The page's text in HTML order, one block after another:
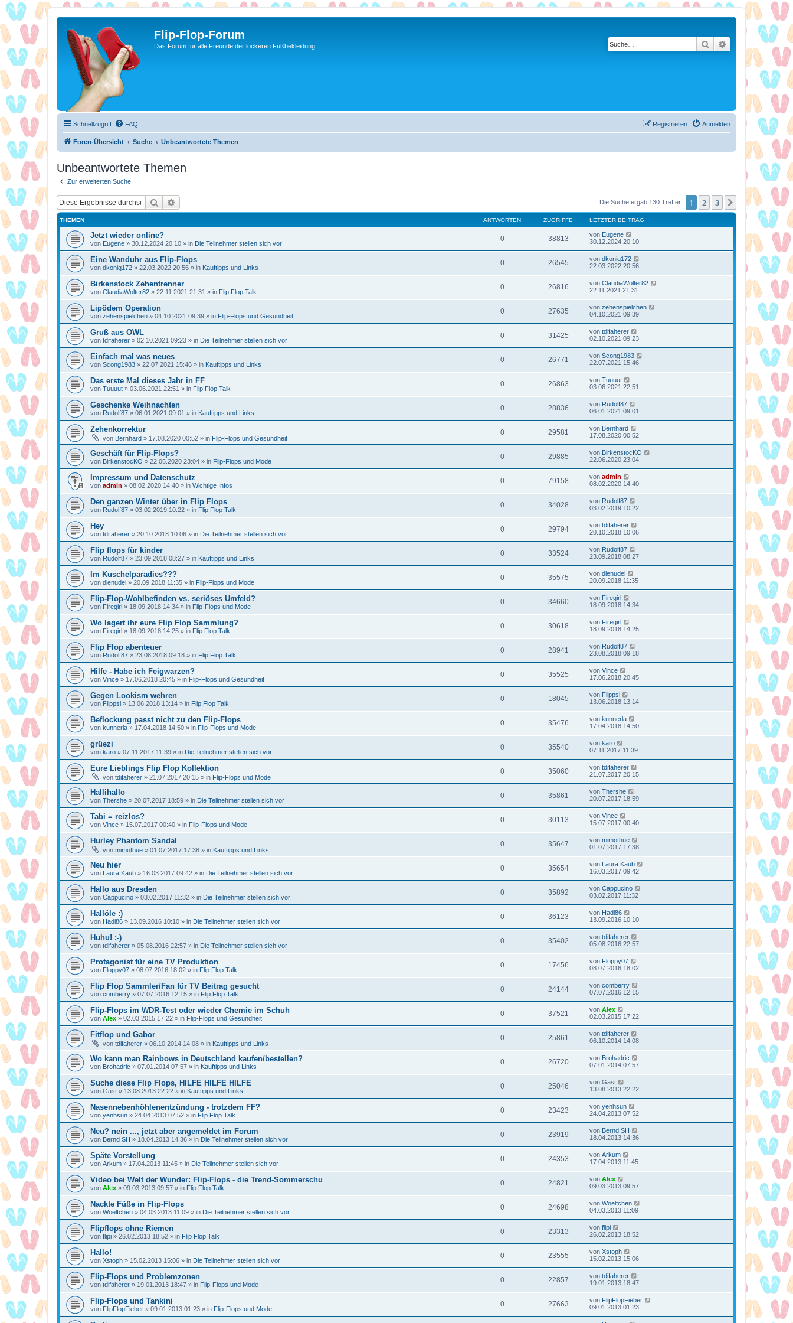
Flip-Flop-Forum
Das Forum für alle Freunde der lockeren Fußbekleidung Suche Erweiterte Suche
Schnellzugriff FAQ Anmelden
Registrieren
Foren-Übersicht Suche Unbeantwortete Themen
Unbeantwortete Themen
Zur erweiterten Suche
Suche Die Suche ergab 130 Treffer 1 2 3 Nächste
THEMEN ANTWORTEN ZUGRIFFE LETZTER BEITRAG
Jetzt wieder online?
von Eugene » 30.12.2024 20:10 » in Die Teilnehmer stellen sich vor
0 38813 von Eugene
30.12.2024 20:10
Eine Wanduhr aus Flip-Flops
von dkonig172 » 22.03.2022 20:56 » in Kauftipps und Links
0 26545 von dkonig172
22.03.2022 20:56
Birkenstock Zehentrenner
von ClaudiaWolter82 » 22.11.2021 21:31 » in Flip Flop Talk
0 26816 von ClaudiaWolter82
22.11.2021 21:31
Lipödem Operation
von zehenspielchen » 04.10.2021 09:39 » in Flip-Flops und Gesundheit
0 27635 von zehenspielchen
04.10.2021 09:39
Gruß aus OWL
von tdifaherer » 02.10.2021 09:23 » in Die Teilnehmer stellen sich vor
0 31425 von tdifaherer
02.10.2021 09:23
Einfach mal was neues
von Scong1983 » 22.07.2021 15:46 » in Kauftipps und Links
0 26771 von Scong1983
22.07.2021 15:46
Das erste Mal dieses Jahr in FF
von Tuuuut » 03.06.2021 22:51 » in Flip Flop Talk
0 26863 von Tuuuut
03.06.2021 22:51
Geschenke Weihnachten
von Rudolf87 » 06.01.2021 09:01 » in Kauftipps und Links
0 28836 von Rudolf87
06.01.2021 09:01
Zehenkorrektur
von Bernhard » 17.08.2020 00:52 » in Flip-Flops und Gesundheit
0 29581 von Bernhard
17.08.2020 00:52
Geschäft für Flip-Flops?
von BirkenstocKO » 22.06.2020 23:04 » in Flip-Flops und Mode
0 29885 von BirkenstocKO
22.06.2020 23:04
Impressum und Datenschutz
von admin » 08.02.2020 14:40 » in Wichtige Infos
0 79158 von admin
08.02.2020 14:40
Den ganzen Winter über in Flip Flops
von Rudolf87 » 03.02.2019 10:22 » in Flip Flop Talk
0 34028 von Rudolf87
03.02.2019 10:22
Hey
von tdifaherer » 20.10.2018 10:06 » in Die Teilnehmer stellen sich vor
0 29794 von tdifaherer
20.10.2018 10:06
Flip flops für kinder
von Rudolf87 » 23.09.2018 08:27 » in Kauftipps und Links
0 33524 von Rudolf87
23.09.2018 08:27
Im Kuschelparadies???
von dienudel » 20.09.2018 11:35 » in Flip-Flops und Mode
0 35575 von dienudel
20.09.2018 11:35
Flip-Flop-Wohlbefinden vs. seriöses Umfeld?
von Firegirl » 18.09.2018 14:34 » in Flip-Flops und Mode
0 34660 von Firegirl
18.09.2018 14:34
Wo lagert ihr eure Flip Flop Sammlung?
von Firegirl » 18.09.2018 14:25 » in Flip Flop Talk
0 30618 von Firegirl
18.09.2018 14:25
Flip Flop abenteuer
von Rudolf87 » 23.08.2018 09:18 » in Flip Flop Talk
0 28941 von Rudolf87
23.08.2018 09:18
Hilfe - Habe ich Feigwarzen?
von Vince » 17.06.2018 20:45 » in Flip-Flops und Gesundheit
0 35525 von Vince
17.06.2018 20:45
Gegen Lookism wehren
von Flippsi » 13.06.2018 13:14 » in Flip Flop Talk
0 18045 von Flippsi
13.06.2018 13:14
Beflockung passt nicht zu den Flip-Flops
von kunnerla » 17.04.2018 14:50 » in Flip-Flops und Mode
0 35476 von kunnerla
17.04.2018 14:50
grüezi
von karo » 07.11.2017 11:39 » in Die Teilnehmer stellen sich vor
0 35540 von karo
07.11.2017 11:39
Eure Lieblings Flip Flop Kollektion
von tdifaherer » 21.07.2017 20:15 » in Flip-Flops und Mode
0 35060 von tdifaherer
21.07.2017 20:15
Hallihallo
von Thershe » 20.07.2017 18:59 » in Die Teilnehmer stellen sich vor
0 35861 von Thershe
20.07.2017 18:59
Tabi = reizlos?
von Vince » 15.07.2017 00:40 » in Flip-Flops und Mode
0 30113 von Vince
15.07.2017 00:40
Hurley Phantom Sandal
von mimothue » 01.07.2017 17:38 » in Kauftipps und Links
0 35647 von mimothue
01.07.2017 17:38
Neu hier
von Laura Kaub » 16.03.2017 09:42 » in Die Teilnehmer stellen sich vor
0 35654 von Laura Kaub
16.03.2017 09:42
Hallo aus Dresden
von Cappucino » 03.02.2017 11:32 » in Die Teilnehmer stellen sich vor
0 35892 von Cappucino
03.02.2017 11:32
Hallöle :)
von Hadi86 » 13.09.2016 10:10 » in Die Teilnehmer stellen sich vor
0 36123 von Hadi86
13.09.2016 10:10
Huhu! :-)
von tdifaherer » 05.08.2016 22:57 » in Die Teilnehmer stellen sich vor
0 35402 von tdifaherer
05.08.2016 22:57
Protagonist für eine TV Produktion
von Floppy07 » 08.07.2016 18:02 » in Flip Flop Talk
0 17456 von Floppy07
08.07.2016 18:02
Flip Flop Sammler/Fan für TV Beitrag gesucht
von comberry » 07.07.2016 12:15 » in Flip Flop Talk
0 24144 von comberry
07.07.2016 12:15
Flip-Flops im WDR-Test oder wieder Chemie im Schuh
von Alex » 02.03.2015 17:22 » in Flip-Flops und Gesundheit
0 37521 von Alex
02.03.2015 17:22
Fitflop und Gabor
von tdifaherer » 06.10.2014 14:08 » in Kauftipps und Links
0 25861 von tdifaherer
06.10.2014 14:08
Wo kann man Rainbows in Deutschland kaufen/bestellen?
von Brohadric » 07.01.2014 07:57 » in Kauftipps und Links
0 26720 von Brohadric
07.01.2014 07:57
Suche diese Flip Flops, HILFE HILFE HILFE
von Gast » 13.08.2013 22:22 » in Kauftipps und Links
0 25046 von Gast
13.08.2013 22:22
Nasennebenhöhlenentzündung - trotzdem FF?
von yenhsun » 24.04.2013 07:52 » in Flip Flop Talk
0 23423 von yenhsun
24.04.2013 07:52
Neu? nein ..., jetzt aber angemeldet im Forum
von Bernd SH » 18.04.2013 14:36 » in Die Teilnehmer stellen sich vor
0 23919 von Bernd SH
18.04.2013 14:36
Späte Vorstellung
von Arkum » 17.04.2013 11:45 » in Die Teilnehmer stellen sich vor
0 24353 von Arkum
17.04.2013 11:45
Video bei Welt der Wunder: Flip-Flops - die Trend-Sommerschu
von Alex » 09.03.2013 09:57 » in Flip Flop Talk
0 24821 von Alex
09.03.2013 09:57
Nackte Füße in Flip-Flops
von Woelfchen » 04.03.2013 11:09 » in Die Teilnehmer stellen sich vor
0 24698 von Woelfchen
04.03.2013 11:09
Flipflops ohne Riemen
von flipi » 26.02.2013 18:52 » in Flip Flop Talk
0 23313 von flipi
26.02.2013 18:52
Hallo!
von Xstoph » 15.02.2013 15:06 » in Die Teilnehmer stellen sich vor
0 23555 von Xstoph
15.02.2013 15:06
Flip-Flops und Problemzonen
von tdifaherer » 19.01.2013 18:47 » in Flip-Flops und Mode
0 22857 von tdifaherer
19.01.2013 18:47
Flip-Flops und Tankini
von FlipFlopFieber » 09.01.2013 01:23 » in Flip-Flops und Mode
0 27663 von FlipFlopFieber
09.01.2013 01:23